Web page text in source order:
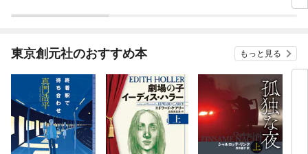
東京創元社のおすすめ本 もっと見る